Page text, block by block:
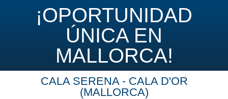
¡OPORTUNIDAD
ÚNICA EN
MALLORCA!
CALA SERENA - CALA D'OR
(MALLORCA)